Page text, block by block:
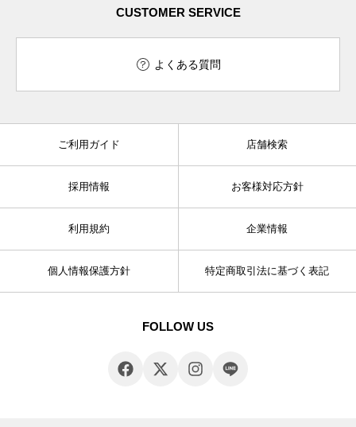
CUSTOMER SERVICE
よくある質問
ご利用ガイド 店舗検索
採用情報 お客様対応方針
利用規約 企業情報
個人情報保護方針 特定商取引法に基づく表記
FOLLOW US